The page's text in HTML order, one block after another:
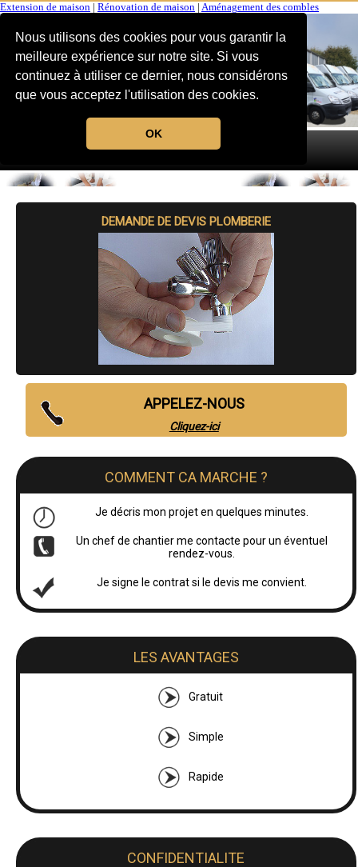
Nous utilisons des cookies pour vous garantir la
meilleure expérience sur notre site. Si vous
continuez à utiliser ce dernier, nous considérons
que vous acceptez l'utilisation des cookies.
OK
Extension de maison Rénovation de maison Aménagement des combles
MENU
DEMANDE DE DEVIS PLOMBERIE
APPELEZ-NOUS
Cliquez-ici
COMMENT CA MARCHE ?
Je décris mon projet en quelques minutes.
Un chef de chantier me contacte pour un éventuel
rendez-vous.
Je signe le contrat si le devis me convient.
LES AVANTAGES
Gratuit
Simple
Rapide
CONFIDENTIALITE